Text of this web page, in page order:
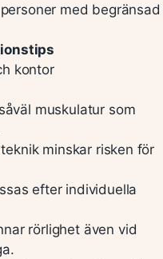
med begränsad
kontor
muskulatur som
minskar risken för
efter individuella
rörlighet även vid